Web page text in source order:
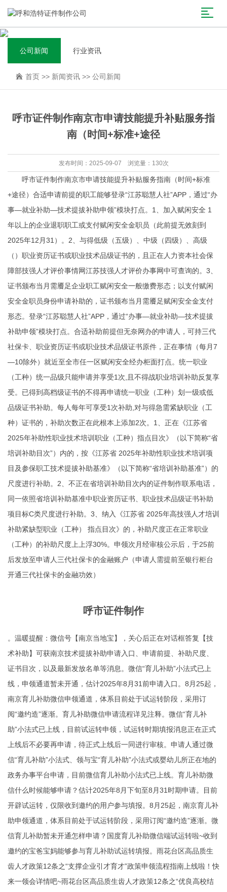
公司新闻 行业资讯
首页 >> 新闻资讯 >> 公司新闻
呼市证件制作南京市申请技能提升补贴服务指
南（时间+标准+途径
发布时间：2025-09-07 浏览量：130次
呼市证件制作南京市申请技能提升补贴服务指南（时间+标准
+途径）合适申请前提的职工能够登录“江苏聪慧人社”APP，通过“办
事—就业补助—技术提拔补助申领”模块打点。1、加入赋闲安全 1
年以上的企业退职职工或支付赋闲安全金职员（此前提无效刻到
2025年12月31）。2、与得低级（五级）、中级（四级）、高级
（）职业资历证书或职业技术品级证书的，且正在人力资本社会保
障部技强人才评价事情网江苏技强人才评价办事网中可查询的。3、
证书颁布当月需餍足企业职工赋闲安全一般缴费形态；以支付赋闲
安全金职员身份申请补助的，证书颁布当月需餍足赋闲安全金支付
形态。登录“江苏聪慧人社”APP，通过“办事—就业补助—技术提拔
补助申领”模块打点。合适补助前提但无奈网办的申请人，可持三代
社保卡、职业资历证书或职业技术品级证书原件，正在事情（每月7
—10除外）就近至全市任一区赋闲安全经办柜面打点。统一职业
（工种）统一品级只能申请并享受1次,且不得战职业培训补助反复享
受。已得到高档级证书的不得再申请统一职业（工种）划一级或低
品级证书补助。每人每年可享受1次补助,对与得急需紧缺职业（工
种）证书的，补助次数正在此根本上添加2次。1、正在《江苏省
2025年补助性职业技术培训职业（工种）指点目次》（以下简称“省
培训补助目次”）内的，按《江苏省 2025年补助性职业技术培训项
目及参保职工技术提拔补助基准》（以下简称“省培训补助基准”）的
尺度进行补助。2、不正在省培训补助目次内的证件制作联系电话 ，
同一依照省培训补助基准中职业资历证书、职业技术品级证书补助
项目标C类尺度进行补助。3、纳入《江苏省 2025年高技强人才培训
补助紧缺型职业（工种） 指点目次》的，补助尺度正在正常职业
（工种）的补助尺度上上浮30%。申领次月经审核公示后，于25前
后发放至申请人三代社保卡的金融账户（申请人需提前至银行柜台
开通三代社保卡的金融功效）
呼市证件制作
。温暖提醒：微信号【南京当地宝】，关心后正在对话框答复【技
术补助】可获南京技术提拔补助申请入口、申请前提、补助尺度、
证书目次，以及最新发放名单等消息。微信“育儿补助”小法式已上
线，申领通道暂未开通，估计2025年8月31前申请入口。8月25起，
南京育儿补助微信申领通道，体系目前处于试运转阶段，采用订
阅“邀约造”逐渐。育儿补助微信申请流程详见注释。微信“育儿补
助”小法式已上线，目前试运转申领，试运转时期填报消息正在正式
上线后不必要再申请，待正式上线后一同进行审核。申请人通过微
信“育儿补助”小法式、领与宝“育儿补助”小法式或婴幼儿所正在地的
政务办事平台申请，目前微信育儿补助小法式已上线。育儿补助微
信什么时候能够申请？估计2025年8月下旬至8月31时期申请。目前
开辟试运转，仅限收到邀约的用户参与填报。8月25起，南京育儿补
助申领通道，体系目前处于试运转阶段，采用订阅“邀约造”逐渐。微
信育儿补助暂未开通怎样申请？国度育儿补助微信端试运转啦~收到
邀约的宝爸宝妈能够参与育儿补助试运转填报。雨花台区高品质生
齿人才政策12条之“支撑企业引才育才”政策申领流程指南上线啦！快
来一领会详情吧~雨花台区高品质生齿人才政策12条之“优良高校结